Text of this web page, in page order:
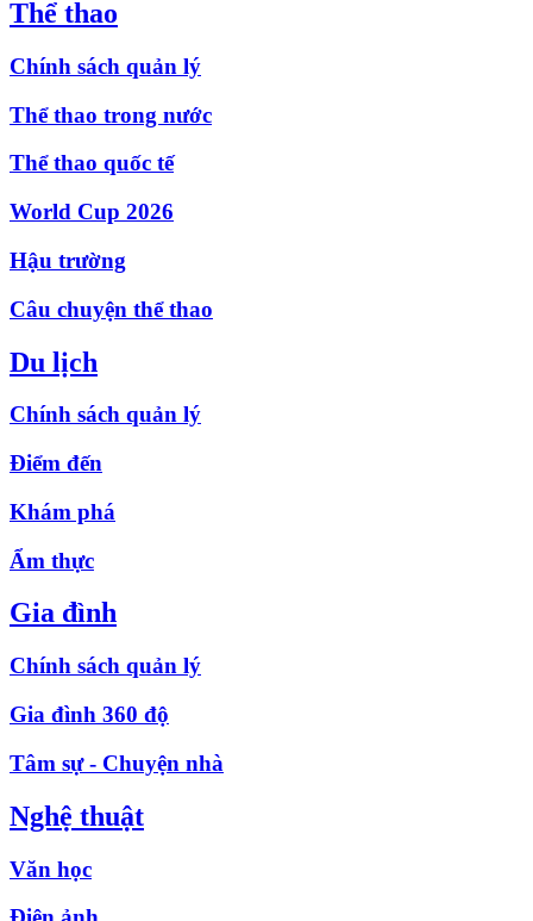
Thể thao
Chính sách quản lý
Thể thao trong nước
Thể thao quốc tế
World Cup 2026
Hậu trường
Câu chuyện thể thao
Du lịch
Chính sách quản lý
Điểm đến
Khám phá
Ẩm thực
Gia đình
Chính sách quản lý
Gia đình 360 độ
Tâm sự - Chuyện nhà
Nghệ thuật
Văn học